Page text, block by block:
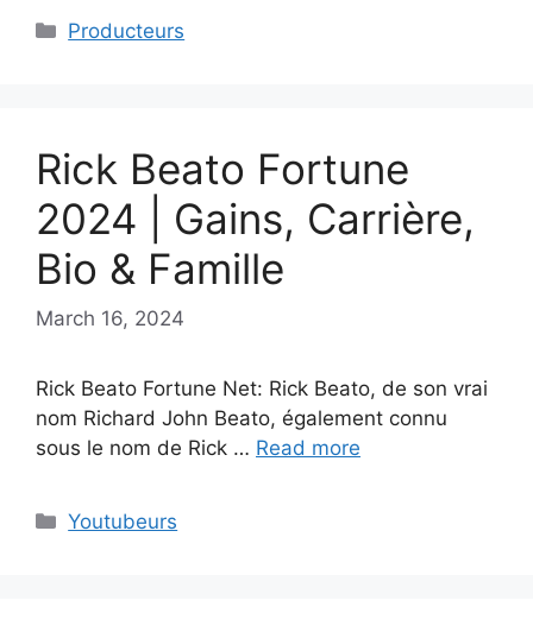
Categories
Producteurs
Rick Beato Fortune
2024 | Gains, Carrière,
Bio & Famille
March 16, 2024
Rick Beato Fortune Net: Rick Beato, de son vrai
nom Richard John Beato, également connu
sous le nom de Rick … Read more
Categories
Youtubeurs